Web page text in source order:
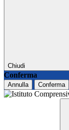
Chiudi
Conferma
Annulla Conferma